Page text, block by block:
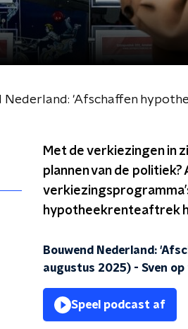
Nederland: 'Afschaffen
Met de verkiezingen in
plannen van de
hypotheekrenteaftrek
Bouwend Nederland:
augustus 2025) - Sven op
Speel podcast af